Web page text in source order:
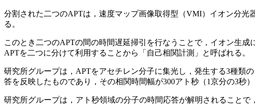
分割された二つのAPTは，速度マップ画像取得型（VMI）イオン分
る。
このとき二つのAPTの間の時間遅延掃引を行なうことで，イオン生
APTを二つに分けて利用することから「自己相関計測」と呼ばれる。
研究所グループは，APTをアセチレン分子に集光し，発生する3種類
答を反映したものであり，その相関時間幅が300アト秒（1京分の3秒
研究所グループは，アト秒領域の分子の時間応答が解明されること